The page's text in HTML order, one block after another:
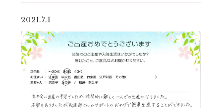
2021.7.1